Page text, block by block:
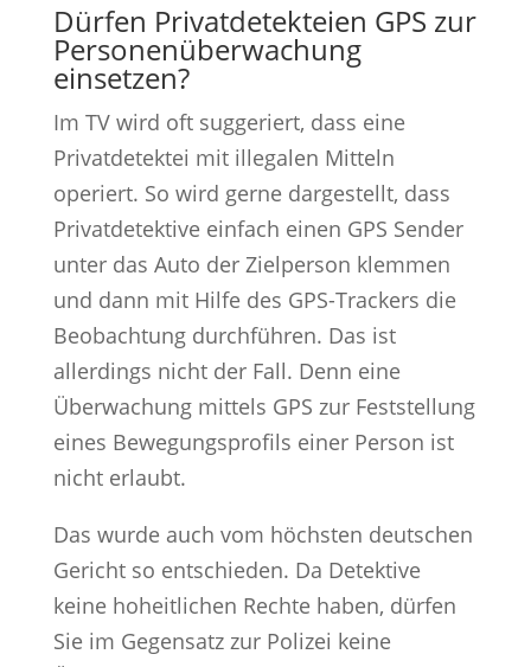
Dürfen Privatdetekteien GPS zur
Personenüberwachung
einsetzen?
Im TV wird oft suggeriert, dass eine
Privatdetektei mit illegalen Mitteln
operiert. So wird gerne dargestellt, dass
Privatdetektive einfach einen GPS Sender
unter das Auto der Zielperson klemmen
und dann mit Hilfe des GPS-Trackers die
Beobachtung durchführen. Das ist
allerdings nicht der Fall. Denn eine
Überwachung mittels GPS zur Feststellung
eines Bewegungsprofils einer Person ist
nicht erlaubt.
Das wurde auch vom höchsten deutschen
Gericht so entschieden. Da Detektive
keine hoheitlichen Rechte haben, dürfen
Sie im Gegensatz zur Polizei keine